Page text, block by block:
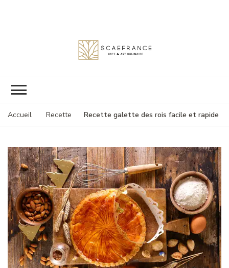
Accueil Recette Recette galette des rois facile et rapide